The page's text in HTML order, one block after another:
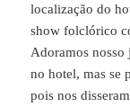
localização do
show folclórico
Adoramos nosso
no hotel, mas se
pois nos